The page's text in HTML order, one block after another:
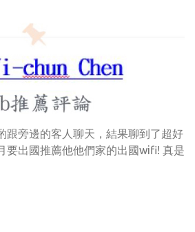
跟旁邊的客人聊天，結果聊到了超好
要出國推薦他他們家的出國wifi! 真是